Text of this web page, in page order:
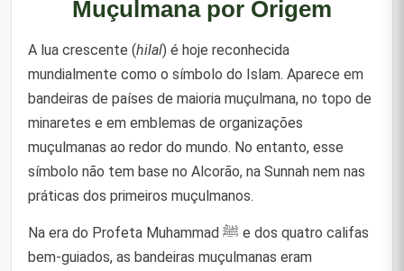
Muçulmana por Origem
A lua crescente (hilal) é hoje reconhecida
mundialmente como o símbolo do Islam. Aparece em
bandeiras de países de maioria muçulmana, no topo de
minaretes e em emblemas de organizações
muçulmanas ao redor do mundo. No entanto, esse
símbolo não tem base no Alcorão, na Sunnah nem nas
práticas dos primeiros muçulmanos.
Na era do Profeta Muhammad ﷺ e dos quatro califas
bem-guiados, as bandeiras muçulmanas eram